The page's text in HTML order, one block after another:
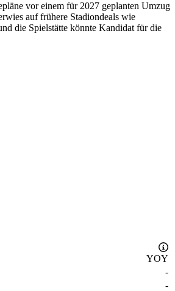
vor einem für 2027 geplanten Umzug
auf frühere Stadiondeals wie
die Spielstätte könnte Kandidat für die
YOY
-
-